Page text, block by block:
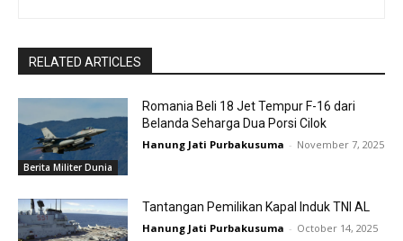
RELATED ARTICLES
Berita Militer Dunia
Romania Beli 18 Jet Tempur F-16 dari
Belanda Seharga Dua Porsi Cilok
Hanung Jati Purbakusuma - November 7, 2025
Tantangan Pemilikan Kapal Induk TNI AL
Hanung Jati Purbakusuma - October 14, 2025